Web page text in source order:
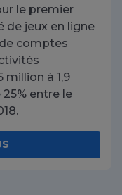
le premier
de jeux en ligne
comptes
million à 1,9
entre le